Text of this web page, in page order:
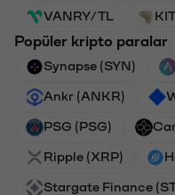
VANRY/TL
Popüler kripto paralar
Synapse (SYN)
Ankr (ANKR)
PSG (PSG)
Ripple (XRP)
Stargate Finance